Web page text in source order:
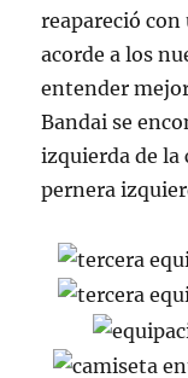
reapareció
acorde a los
entender
Bandai se
izquierda de la
pernera